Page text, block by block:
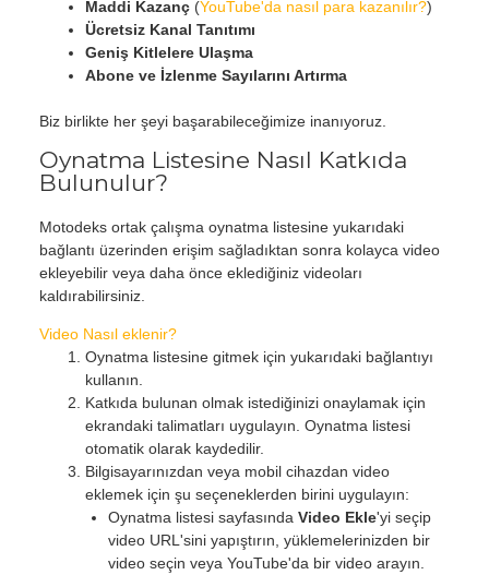
Maddi Kazanç(YouTube'da nasıl para kazanılır?)
Ücretsiz Kanal Tanıtımı
Geniş Kitlelere Ulaşma
Abone ve İzlenme Sayılarını Artırma
Biz birlikte her şeyi başarabileceğimize inanıyoruz.
Oynatma Listesine Nasıl Katkıda
Bulunulur?
Motodeks ortak çalışma oynatma listesine yukarıdaki
bağlantı üzerinden erişim sağladıktan sonra kolayca video
ekleyebilir veya daha önce eklediğiniz videoları
kaldırabilirsiniz.
Video Nasıl eklenir?
Oynatma listesine gitmek için yukarıdaki bağlantıyı
kullanın.
Katkıda bulunan olmak istediğinizi onaylamak için
ekrandaki talimatları uygulayın. Oynatma listesi
otomatik olarak kaydedilir.
Bilgisayarınızdan veya mobil cihazdan video
eklemek için şu seçeneklerden birini uygulayın:
Oynatma listesi sayfasında Video Ekle'yi seçip
video URL'sini yapıştırın, yüklemelerinizden bir
video seçin veya YouTube'da bir video arayın.